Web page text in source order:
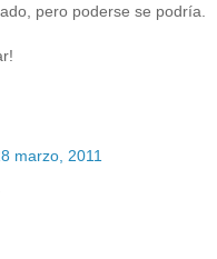
pero poderse se podría.
marzo, 2011